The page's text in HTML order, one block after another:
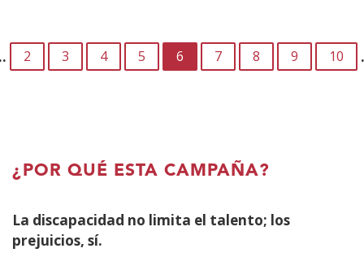
PAGINACIÓN
2 3 4 5 6 7 8 9 10
¿POR QUÉ ESTA CAMPAÑA?
La discapacidad no limita el talento; los
prejuicios, sí.